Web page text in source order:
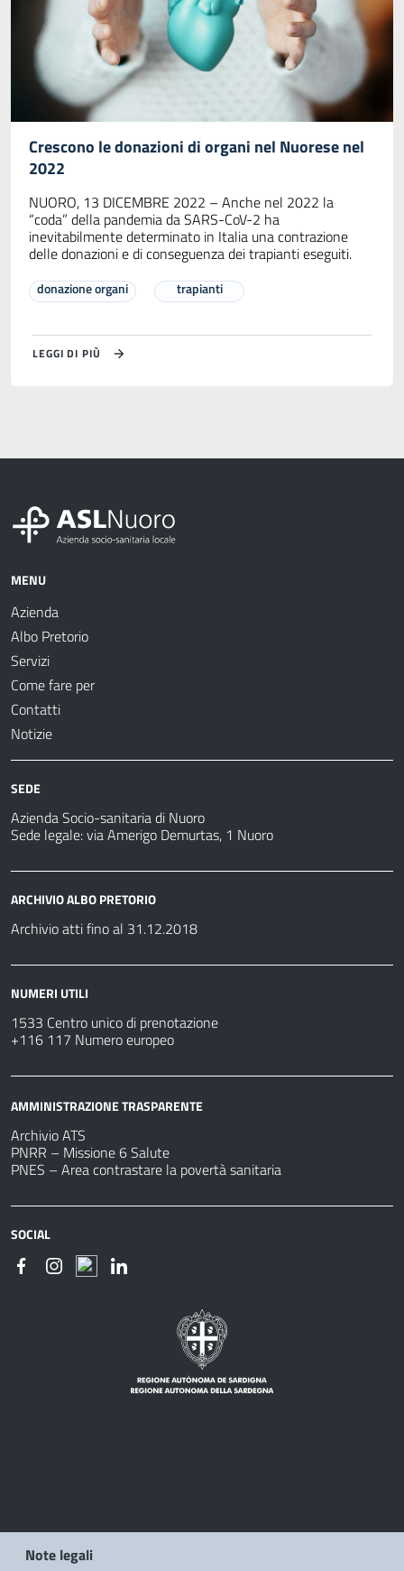
Crescono le donazioni di organi nel Nuorese nel
2022
NUORO, 13 DICEMBRE 2022 – Anche nel 2022 la
“coda” della pandemia da SARS-CoV-2 ha
inevitabilmente determinato in Italia una contrazione
delle donazioni e di conseguenza dei trapianti eseguiti.
donazione organi trapianti
LEGGI DI PIÙ
MENU
Azienda
Albo Pretorio
Servizi
Come fare per
Contatti
Notizie
SEDE
Azienda Socio-sanitaria di Nuoro
Sede legale: via Amerigo Demurtas, 1 Nuoro
ARCHIVIO ALBO PRETORIO
Archivio atti fino al 31.12.2018
NUMERI UTILI
1533 Centro unico di prenotazione
+116 117 Numero europeo
AMMINISTRAZIONE TRASPARENTE
Archivio ATS
PNRR – Missione 6 Salute
PNES – Area contrastare la povertà sanitaria
SOCIAL
Note legali